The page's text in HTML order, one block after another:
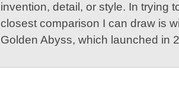
invention, detail, or style. In trying
closest comparison I can draw is
Golden Abyss, which launched in